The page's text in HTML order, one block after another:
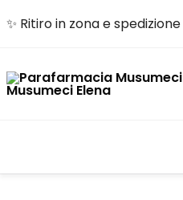
✨ Ritiro in zona e